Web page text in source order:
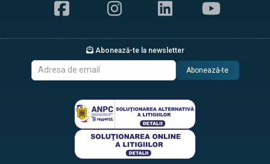
Abonează-te la newsletter
Abonează-te